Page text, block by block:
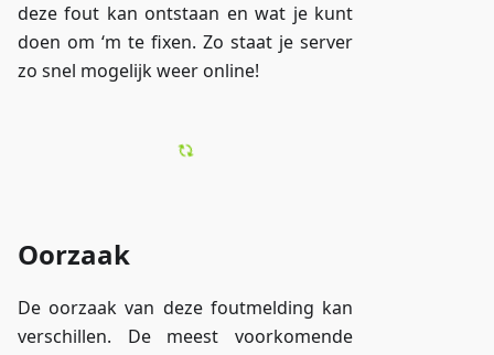
deze fout kan ontstaan en wat je kunt
doen om ‘m te fixen. Zo staat je server
zo snel mogelijk weer online!
Oorzaak
De oorzaak van deze foutmelding kan
verschillen. De meest voorkomende